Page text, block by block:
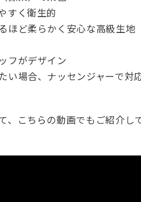
すく衛生的
ほど柔らかく安心な高級生地
フがデザイン
い場合、ナッセンジャーで対
、こちらの動画でもご紹介し